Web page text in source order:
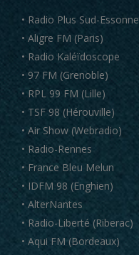
• Radio Plus Sud-Essonne
• Aligre FM (Paris)
• Radio Kaléïdoscope
• 97 FM (Grenoble)
• RPL 99 FM (Lille)
• TSF 98 (Hérouville)
• Air Show (Webradio)
• Radio-Rennes
• France Bleu Melun
• IDFM 98 (Enghien)
• AlterNantes
• Radio-Liberté (Riberac)
• Aqui FM (Bordeaux)